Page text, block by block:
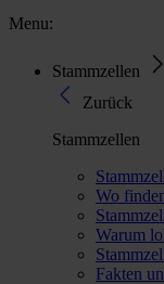
Menu:
Stammzellen
Zurück
Stammzellen
Wo
Warum
Fakten